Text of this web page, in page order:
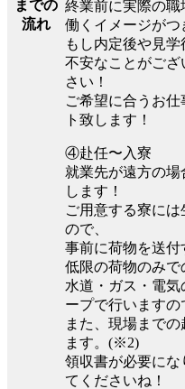
までの
流れ
終業前に実際の職
働くイメージがつ
もし内定後や見
不安なことがご
さい！
ご希望に合うお
ト致します！
④赴任〜入寮
就業先が遠方の
します！
ご用意する寮に
ので、
事前に荷物を送
低限の荷物のみで
水道・ガス・電
ープで行いますの
また、現場まで
ます。(※2)
領収書が必要にな
てくださいね！